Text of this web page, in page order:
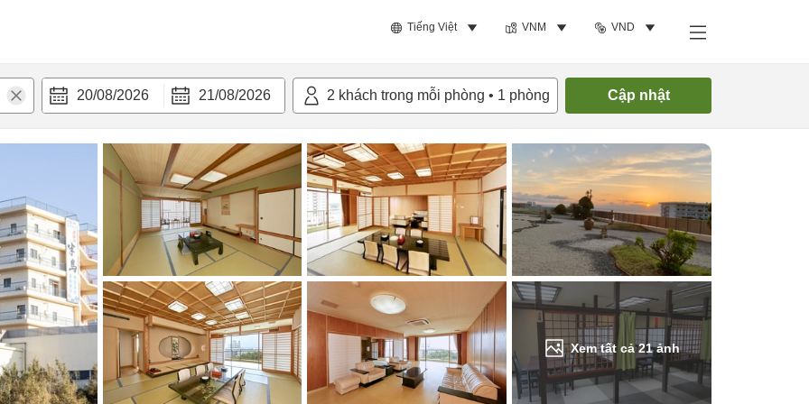
Tiếng Việt VNM VND
20/08/2026 21/08/2026 2 khách trong mỗi phòng • 1 phòng Cập nhật
Xem tất cả21ảnh
nghi Tìm phòng trống